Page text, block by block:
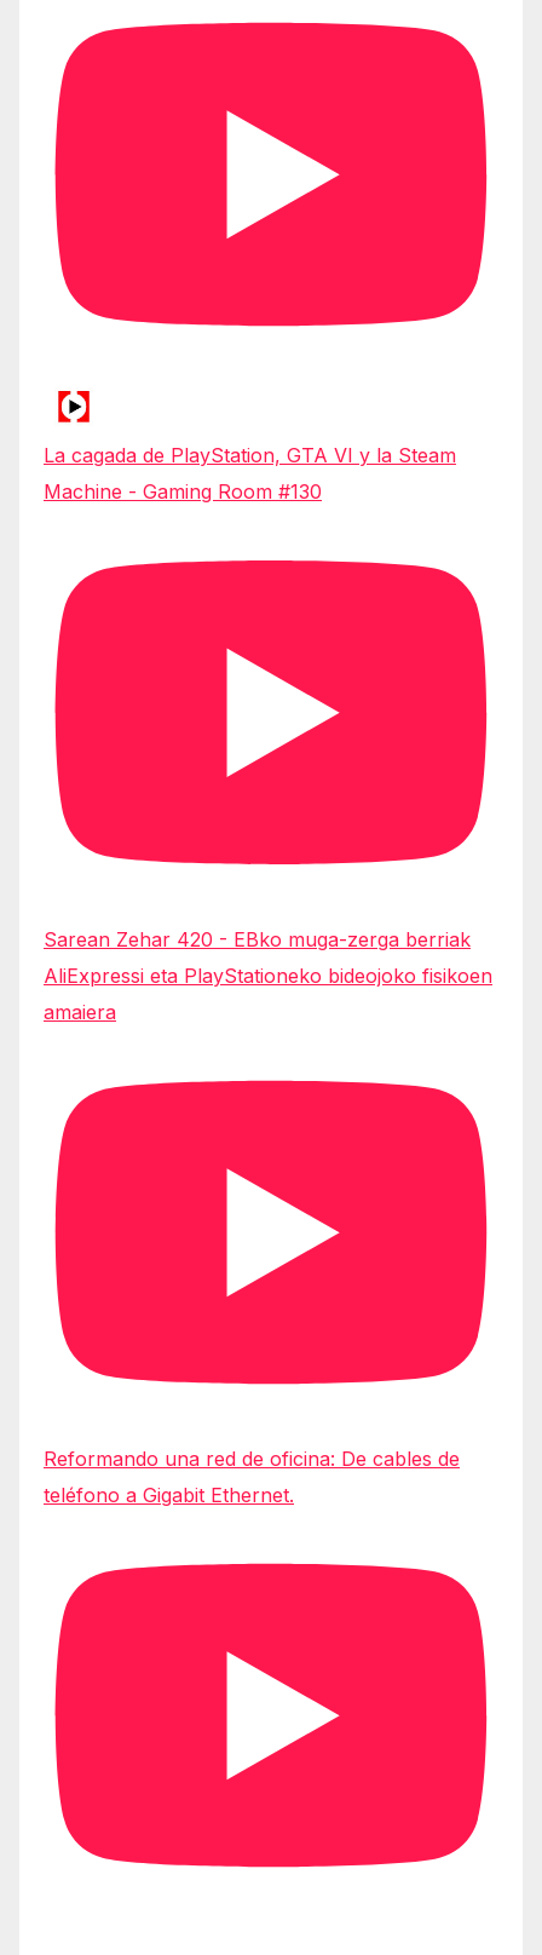
La cagada de PlayStation, GTA VI y la Steam
Machine - Gaming Room #130
Sarean Zehar 420 - EBko muga-zerga berriak
AliExpressi eta PlayStationeko bideojoko fisikoen
amaiera
Reformando una red de oficina: De cables de
teléfono a Gigabit Ethernet.